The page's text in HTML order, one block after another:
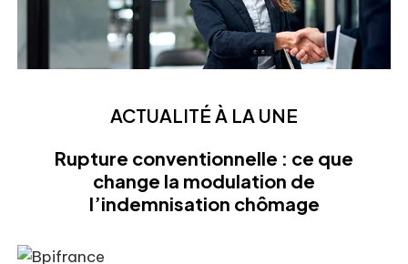
ACTUALITÉ À LA UNE
Rupture conventionnelle : ce que
change la modulation de
l’indemnisation chômage